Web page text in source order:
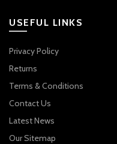
USEFUL LINKS
Privacy Policy
Returns
Terms & Conditions
Contact Us
Latest News
Our Sitemap